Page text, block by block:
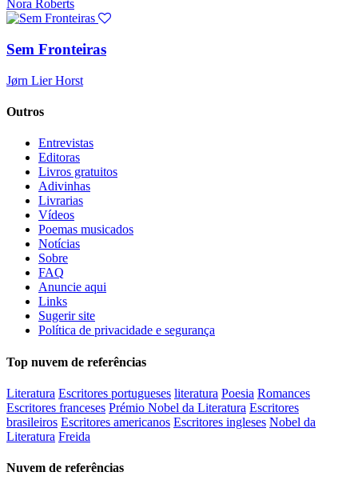
Nora Roberts
Sem Fronteiras
Jørn Lier Horst
Outros
Entrevistas
Editoras
Livros gratuitos
Adivinhas
Livrarias
Vídeos
Poemas musicados
Notícias
Sobre
FAQ
Anuncie aqui
Links
Sugerir site
Política de privacidade e segurança
Top nuvem de referências
Literatura Escritores portugueses literatura Poesia Romances
Escritores franceses Prémio Nobel da Literatura Escritores
brasileiros Escritores americanos Escritores ingleses Nobel da
Literatura Freida
Nuvem de referências